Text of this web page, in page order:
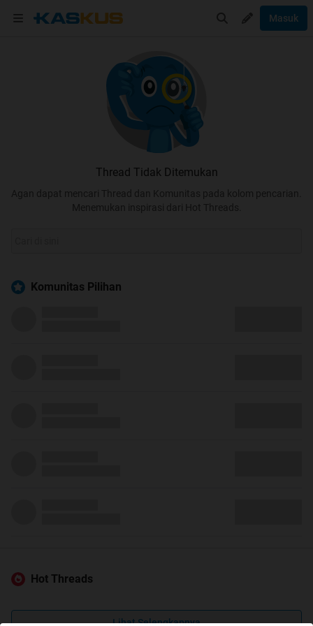
Masuk
Thread Tidak Ditemukan
Agan dapat mencari Thread dan Komunitas pada kolom pencarian.
Menemukan inspirasi dari Hot Threads.
Komunitas Pilihan
Hot Threads
Lihat Selengkapnya